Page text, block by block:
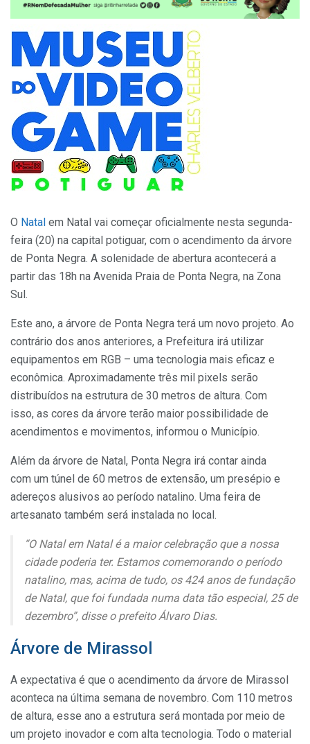
O Natal em Natal vai começar oficialmente nesta segunda-
feira (20) na capital potiguar, com o acendimento da árvore
de Ponta Negra. A solenidade de abertura acontecerá a
partir das 18h na Avenida Praia de Ponta Negra, na Zona
Sul.
Este ano, a árvore de Ponta Negra terá um novo projeto. Ao
contrário dos anos anteriores, a Prefeitura irá utilizar
equipamentos em RGB – uma tecnologia mais eficaz e
econômica. Aproximadamente três mil pixels serão
distribuídos na estrutura de 30 metros de altura. Com
isso, as cores da árvore terão maior possibilidade de
acendimentos e movimentos, informou o Município.
Além da árvore de Natal, Ponta Negra irá contar ainda
com um túnel de 60 metros de extensão, um presépio e
adereços alusivos ao período natalino. Uma feira de
artesanato também será instalada no local.
“O Natal em Natal é a maior celebração que a nossa
cidade poderia ter. Estamos comemorando o período
natalino, mas, acima de tudo, os 424 anos de fundação
de Natal, que foi fundada numa data tão especial, 25 de
dezembro”, disse o prefeito Álvaro Dias.
Árvore de Mirassol
A expectativa é que o acendimento da árvore de Mirassol
aconteca na última semana de novembro. Com 110 metros
de altura, esse ano a estrutura será montada por meio de
um projeto inovador e com alta tecnologia. Todo o material